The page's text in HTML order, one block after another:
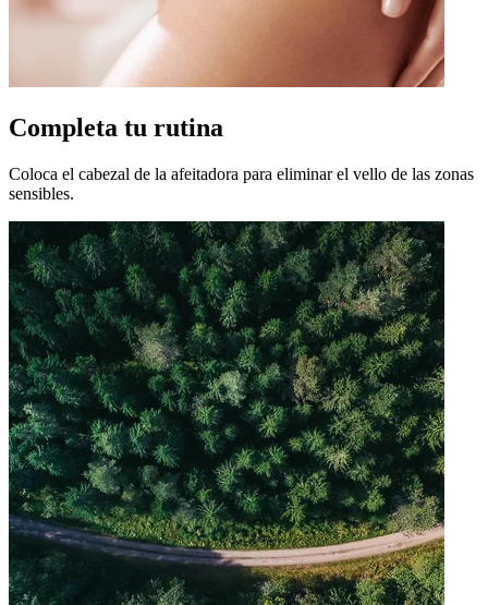
Completa tu rutina
Coloca el cabezal de la afeitadora para eliminar el vello de las zonas
sensibles.